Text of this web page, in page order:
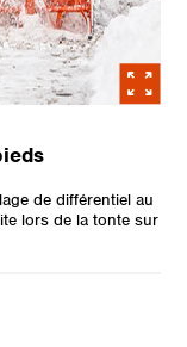
de différentiel au
lors de la tonte sur